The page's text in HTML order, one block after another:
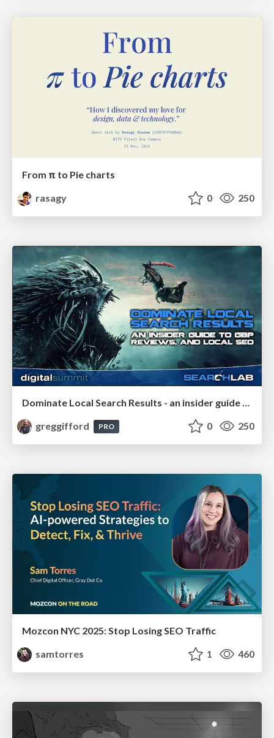
From π to Pie charts
rasagy
0 250
Dominate Local Search Results - an insider guide to GBP, reviews, and Local SEO
greggifford
PRO 0 250
Mozcon NYC 2025: Stop Losing SEO Traffic
samtorres
1 460